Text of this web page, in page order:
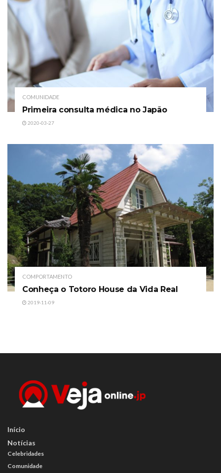
COMUNIDADE
Primeira consulta médica no Japão
2020-03-27
COMPORTAMENTO
Conheça o Totoro House da Vida Real
2019-11-09
Início
Notícias
Celebridades
Comunidade